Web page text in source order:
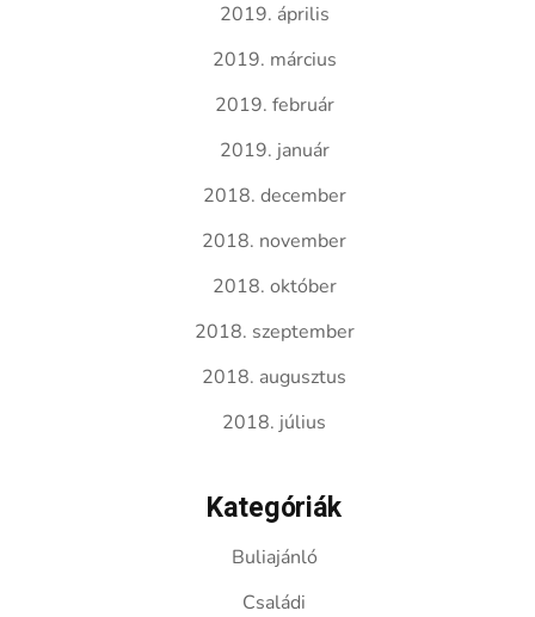
2019. április
2019. március
2019. február
2019. január
2018. december
2018. november
2018. október
2018. szeptember
2018. augusztus
2018. július
Kategóriák
Buliajánló
Családi